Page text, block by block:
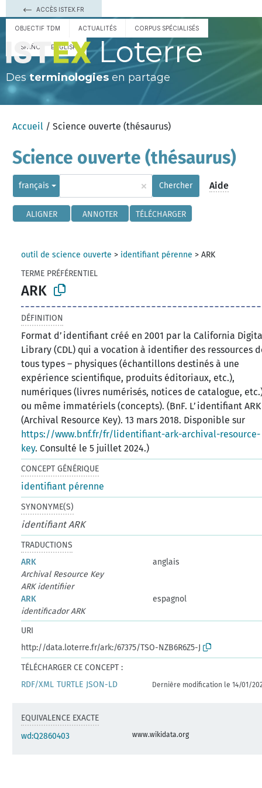
ACCÈS ISTEX.FR
OBJECTIF TDM ACTUALITÉS CORPUS SPÉCIALISÉS
ESPAÑOL ENGLISH Loterre
Des terminologies en partage
Accueil / Science ouverte (thésaurus)
Science ouverte (thésaurus)
français × Chercher Aide
ALIGNER ANNOTER TÉLÉCHARGER
outil de science ouverte > identifiant pérenne >ARK
TERME PRÉFÉRENTIEL
ARK
DÉFINITION
Format d’identifiant créé en 2001 par la California
Library (CDL) qui a vocation à identifier des ressources
tous types – physiques (échantillons destinés à une
expérience scientifique, produits éditoriaux, etc.),
numériques (livres numérisés, notices de catalogue,
ou même immatériels (concepts). (BnF. L’identifiant ARK
(Archival Resource Key). 13 mars 2018. Disponible sur
https://www.bnf.fr/fr/lidentifiant-ark-archival-resource-
key. Consulté le 5 juillet 2024.)
CONCEPT GÉNÉRIQUE
identifiant pérenne
SYNONYME(S)
identifiant ARK
TRADUCTIONS
ARK
anglais
Archival Resource Key
ARK identifiier
ARK
espagnol
identificador ARK
URI
http://data.loterre.fr/ark:/67375/TSO-NZB6R6Z5-J
TÉLÉCHARGER CE CONCEPT :
RDF/XML TURTLE JSON-LD Dernière modification le 14/01/
EQUIVALENCE EXACTE
wd:Q2860403
www.wikidata.org